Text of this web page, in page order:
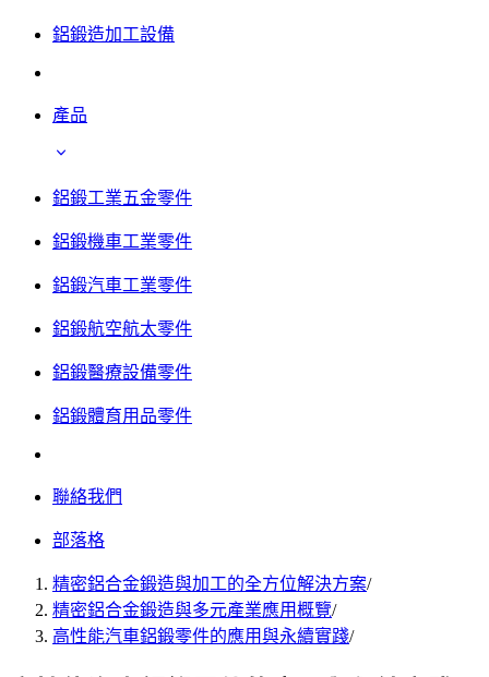
鋁鍛造加工設備
產品
鋁鍛工業五金零件
鋁鍛機車工業零件
鋁鍛汽車工業零件
鋁鍛航空航太零件
鋁鍛醫療設備零件
鋁鍛體育用品零件
聯絡我們
部落格
精密鋁合金鍛造與加工的全方位解決方案/
精密鋁合金鍛造與多元產業應用概覽/
高性能汽車鋁鍛零件的應用與永續實踐/